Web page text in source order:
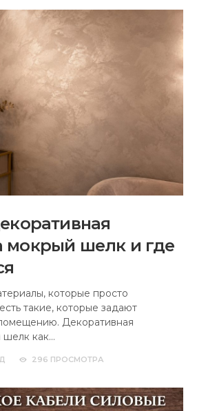
мокрый шелк и где
которые просто
такие, которые задают
Декоративная
шелк как…
296 ПРОСМОТРА